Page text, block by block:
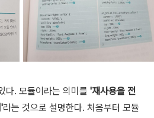
다. 모듈이라는 의미를 '재사용을 전
'라는 것으로 설명한다. 처음부터 모듈